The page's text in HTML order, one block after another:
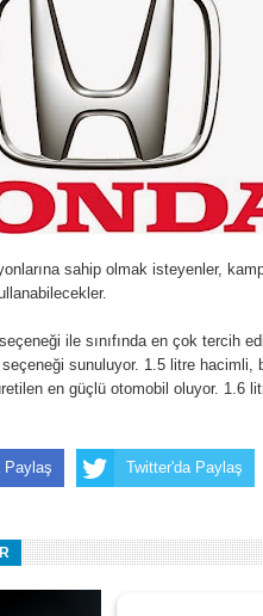
sahip olmak isteyenler,
ile sınıfında en çok tercih
sunuluyor. 1.5 litre
en güçlü otomobil oluyor. 1.6
Paylaş Twitter'da Paylaş